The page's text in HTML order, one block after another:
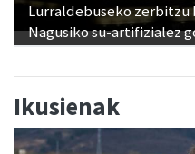
Lurraldebuseko zerbitzu
Nagusiko su-artifizialez
Ikusienak